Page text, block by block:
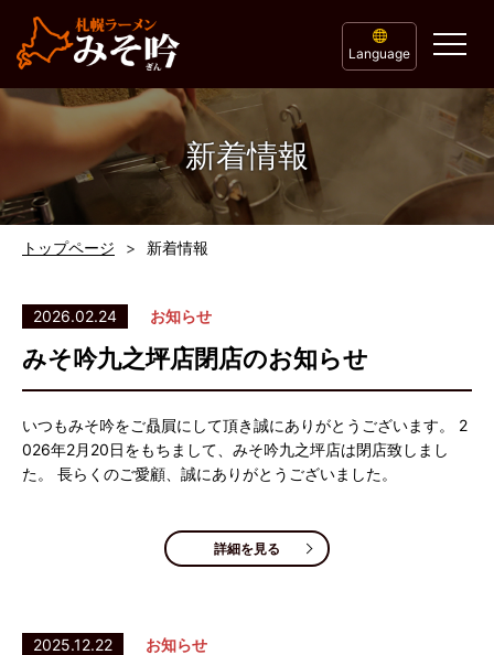
Language
新着情報
トップページ 新着情報
2026.02.24 お知らせ
みそ吟九之坪店閉店のお知らせ
いつもみそ吟をご贔屓にして頂き誠にありがとうございます。 2
026年2月20日をもちまして、みそ吟九之坪店は閉店致しまし
た。 長らくのご愛顧、誠にありがとうございました。
詳細を見る
2025.12.22 お知らせ